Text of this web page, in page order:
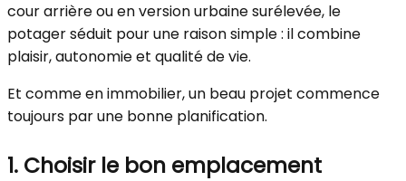
cour arrière ou en version urbaine surélevée, le
potager séduit pour une raison simple : il combine
plaisir, autonomie et qualité de vie.
Et comme en immobilier, un beau projet commence
toujours par une bonne planification.
1. Choisir le bon emplacement